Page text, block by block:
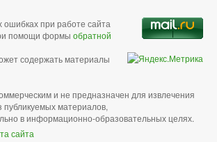
при работе сайта
помощи формы обратной
содержать материалы
и не предназначен для извлечения
публикуемых материалов,
в информационно-образовательных целях.
сайта